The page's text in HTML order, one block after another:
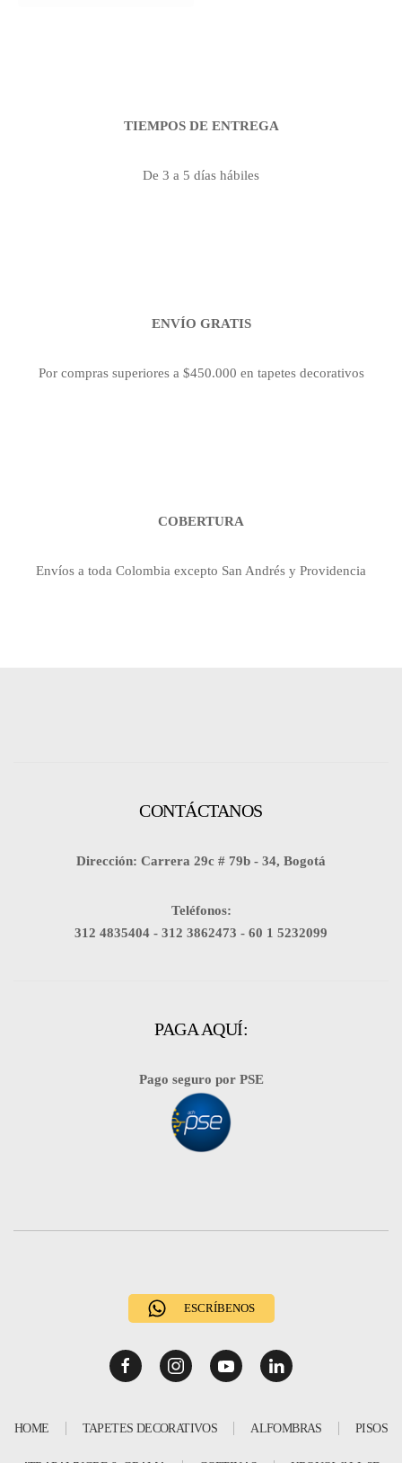
TIEMPOS DE ENTREGA
De 3 a 5 días hábiles
ENVÍO GRATIS
Por compras superiores a $450.000 en tapetes decorativos
COBERTURA
Envíos a toda Colombia excepto San Andrés y Providencia
CONTÁCTANOS
Dirección: Carrera 29c # 79b - 34, Bogotá
Teléfonos:
312 4835404 - 312 3862473 - 60 1 5232099
PAGA AQUÍ:
Pago seguro por PSE
ESCRÍBENOS
HOME TAPETES DECORATIVOS ALFOMBRAS PISOS